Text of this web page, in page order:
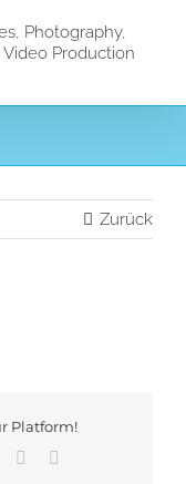
Zurück
Platform!
Pinterest